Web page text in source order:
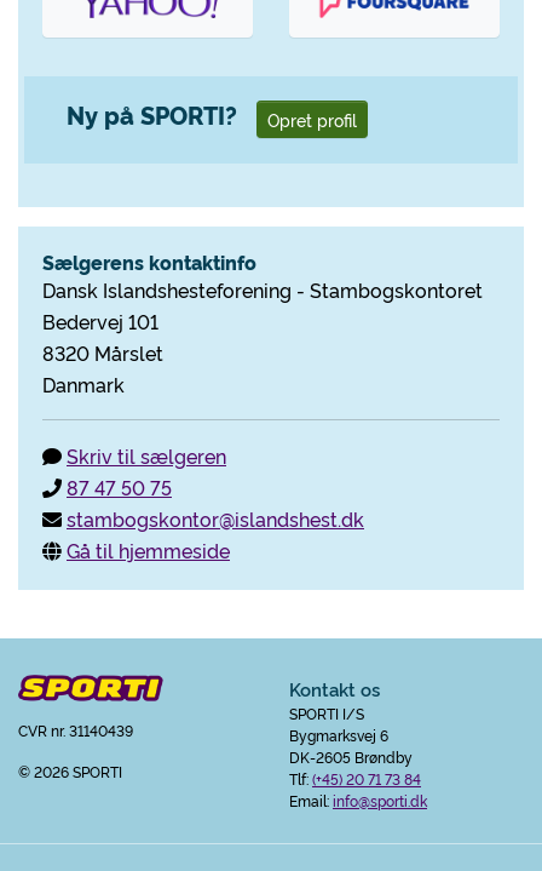
Ny på SPORTI? Opret profil
Sælgerens kontaktinfo
Dansk Islandshesteforening - Stambogskontoret
Bedervej 101
8320 Mårslet
Danmark
Skriv til sælgeren
87 47 50 75
stambogskontor@islandshest.dk
Gå til hjemmeside
CVR nr. 31140439
© 2026 SPORTI
Kontakt os
SPORTI I/S
Bygmarksvej 6
DK-2605 Brøndby
Tlf:(+45) 20 71 73 84
Email:info@sporti.dk